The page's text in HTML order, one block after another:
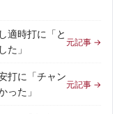
適時打に「と
た」
元記事 →
打に「チャン
った」
元記事 →